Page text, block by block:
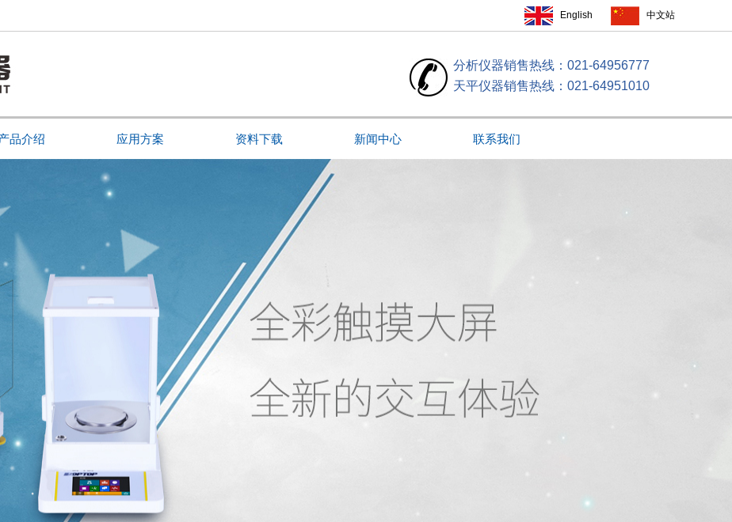
English 中文站
分析仪器销售热线：021-64956777
天平仪器销售热线：021-64951010
品介绍 应用方案 资料下载 新闻中心 联系我们